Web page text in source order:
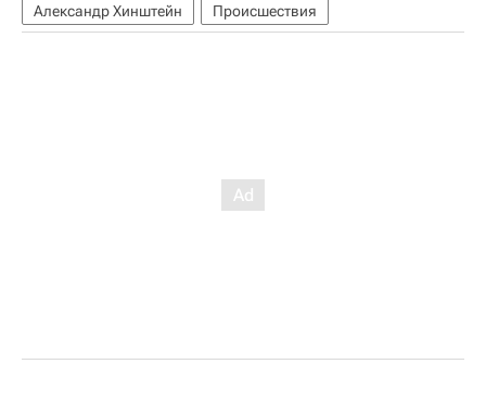
Александр Хинштейн
Происшествия